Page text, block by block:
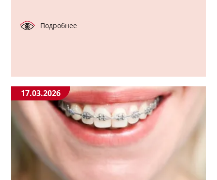
Подробнее
17.03.2026